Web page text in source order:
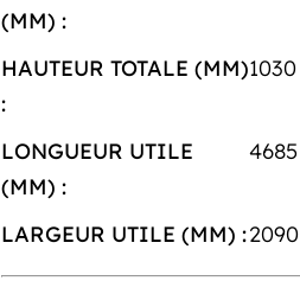
(MM) :
HAUTEUR TOTALE (MM)
:
1030
LONGUEUR UTILE
(MM) :
4685
LARGEUR UTILE (MM) :2090